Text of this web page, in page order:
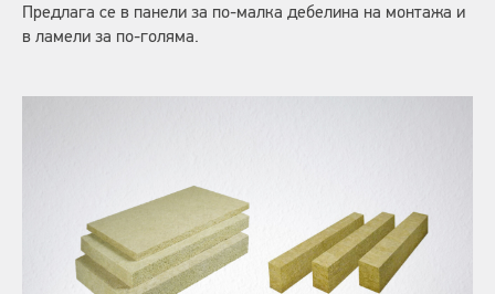
Предлага се в панели за по-малка дебелина на монтажа и
в ламели за по-голяма.